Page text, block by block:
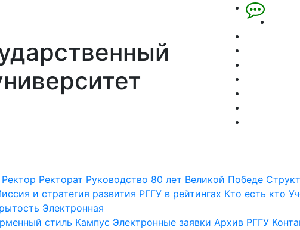
Ректор Ректорат Руководство 80 лет Великой Победе
и стратегия развития РГГУ в рейтингах Кто есть кто
Электронная
стиль Кампус Электронные заявки Архив РГГУ